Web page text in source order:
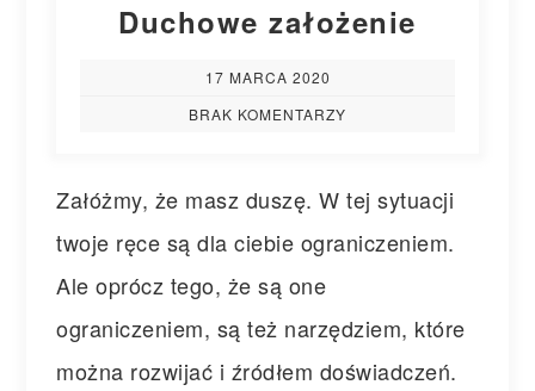
Duchowe założenie
17 MARCA 2020
BRAK KOMENTARZY
Załóżmy, że masz duszę. W tej sytuacji
twoje ręce są dla ciebie ograniczeniem.
Ale oprócz tego, że są one
ograniczeniem, są też narzędziem, które
można rozwijać i źródłem doświadczeń.